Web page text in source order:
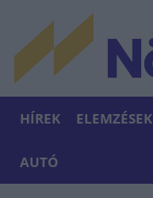
HÍREK ELEMZÉSEK
AUTÓ